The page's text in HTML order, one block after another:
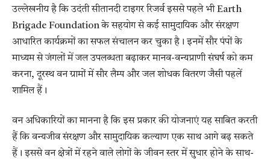
उल्लेखनीय है कि उदंती सीतानदी टाइगर रिजर्व इससे पहले भी Earth
Brigade Foundation के सहयोग से कई सामुदायिक और संरक्षण
आधारित कार्यक्रमों का सफल संचालन कर चुका है। इनमें सौर पंपों के
माध्यम से जंगलों में जल उपलब्धता बढ़ाकर मानव-वन्यप्राणी संघर्ष को कम
करना, दूरस्थ वन ग्रामों में सौर लैम्प और जल शोधक वितरण जैसी पहलें
शामिल हैं।
वन अधिकारियों का मानना है कि इस प्रकार की योजनाएं यह साबित करती
हैं कि वन्यजीव संरक्षण और सामुदायिक कल्याण एक साथ आगे बढ़ सकते
हैं। इससे वन क्षेत्रों में रहने वाले लोगों के जीवन स्तर में सुधार होने के साथ-